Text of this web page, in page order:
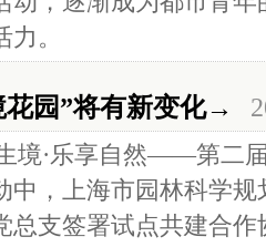
。
花园”将有新变化→
境·乐享自然——第二
中，上海市园林科学
总支签署试点共建合